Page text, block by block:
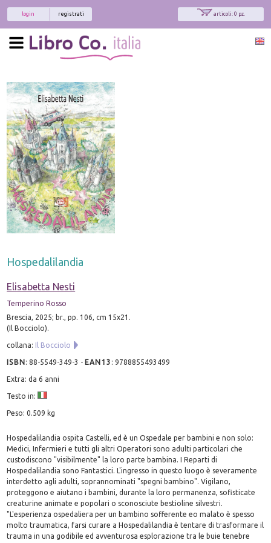
articoli: 0 pz.
registrati
login
Hospedalilandia
Elisabetta Nesti
Temperino Rosso
Brescia, 2025; br., pp. 106, cm 15x21.
(Il Bocciolo).
collana: Il Bocciolo
ISBN:88-5549-349-3 - EAN13 :9788855493499
Extra: da 6 anni
Testo in:
Peso: 0.509 kg
Hospedalilandia ospita Castelli, ed è un Ospedale per bambini e non solo:
Medici, Infermieri e tutti gli altri Operatori sono adulti particolari che
custodiscono "visibilmente" la loro parte bambina. I Reparti di
Hospedalilandia sono Fantastici. L'ingresso in questo luogo è severamente
interdetto agli adulti, soprannominati "spegni bambino". Vigilano,
proteggono e aiutano i bambini, durante la loro permanenza, sofisticate
creaturine animate e popolari o sconosciute bestioline silvestri.
"L'esperienza ospedaliera per un bambino sofferente eo malato è spesso
molto traumatica, farsi curare a Hospedalilandia è tentare di trasformare il
trauma in una godibile ed avventurosa esplorazione tra le buie tenebre